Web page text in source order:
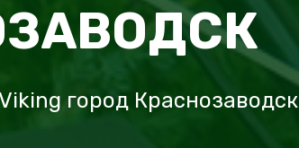
город Краснозаводск